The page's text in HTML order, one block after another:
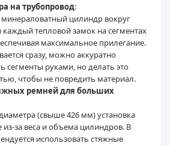
на трубопровод:
цилиндр вокруг
тепловой замок на сегментах
максимальное прилегание.
сразу, можно аккуратно
сегменты руками, но делать это
чтобы не повредить материал.
ремней для больших
(свыше 426 мм) установка
за веса и объема цилиндров. В
использовать стяжные